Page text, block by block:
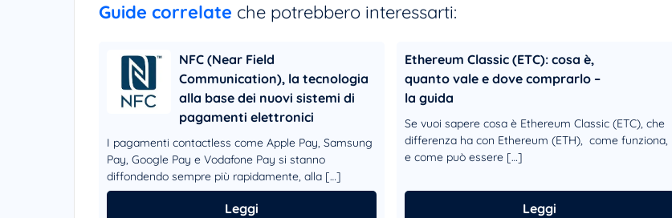
Guide correlate che potrebbero interessarti:
NFC (Near Field
Communication), la tecnologia
alla base dei nuovi sistemi di
pagamenti elettronici
I pagamenti contactless come Apple Pay, Samsung
Pay, Google Pay e Vodafone Pay si stanno
diffondendo sempre più rapidamente, alla […]
Leggi
Ethereum Classic (ETC): cosa è,
quanto vale e dove comprarlo –
la guida
Se vuoi sapere cosa è Ethereum Classic (ETC), che
differenza ha con Ethereum (ETH), come funziona,
e come può essere […]
Leggi